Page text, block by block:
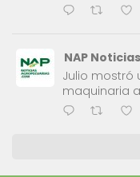
NAP
Julio mostró
maquinaria